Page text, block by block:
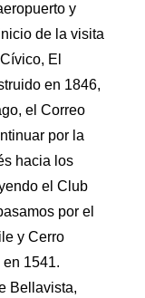
y
de la visita
El
en 1846,
el Correo
por la
hacia los
el Club
por el
y Cerro
1541.
Bellavista,